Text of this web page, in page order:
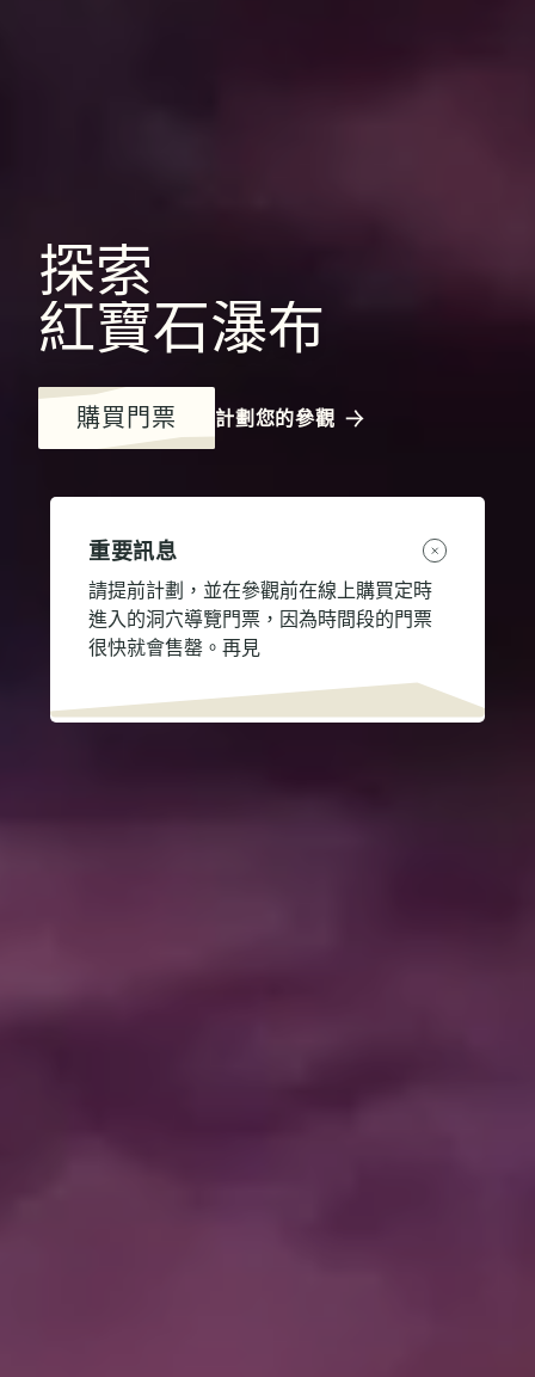
探索
紅寶石瀑布
購買門票 計劃您的參觀
重要訊息
請提前計劃，並在參觀前在線上購買定時
進入的洞穴導覽門票，因為時間段的門票
很快就會售罄。再見